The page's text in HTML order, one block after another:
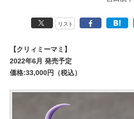
リスト
【クリィミーマミ】
2022年6月 発売予定
価格:33,000円（税込）